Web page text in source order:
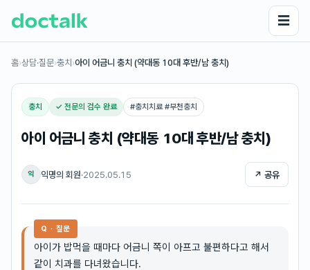
☰
홈›상담·질문›충치 ›아이 어금니 충치 (약대동 10대 후반/남 충치)
충치 ✓ 전문의 검수 완료 #충치치료 #부천충치
아이 어금니 충치 (약대동 10대 후반/남 충치)
익 익명의 회원·2025.05.15 ↗ 공유
Q · 질문
아이가 밥먹을 때마다 어금니 쪽이 아프고 불편하다고 해서
같이 치과를 다녀왔습니다.